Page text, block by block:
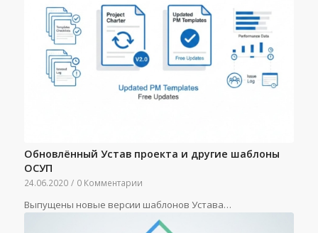
Обновлённый Устав проекта и другие шаблоны
ОСУП
24.06.2020 / 0 Комментарии
Выпущены новые версии шаблонов Устава…